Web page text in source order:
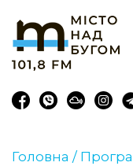
Головна /